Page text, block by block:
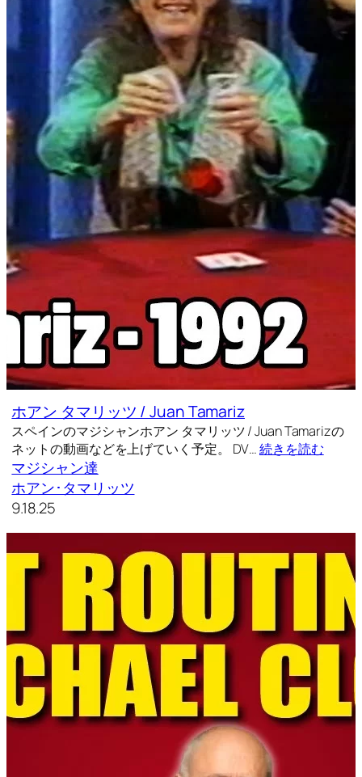
ホアン タマリッツ / Juan Tamariz
スペインのマジシャンホアン タマリッツ / Juan Tamarizの
ネットの動画などを上げていく予定。 DV…続きを読む
マジシャン達
ホアン･タマリッツ
9.18.25